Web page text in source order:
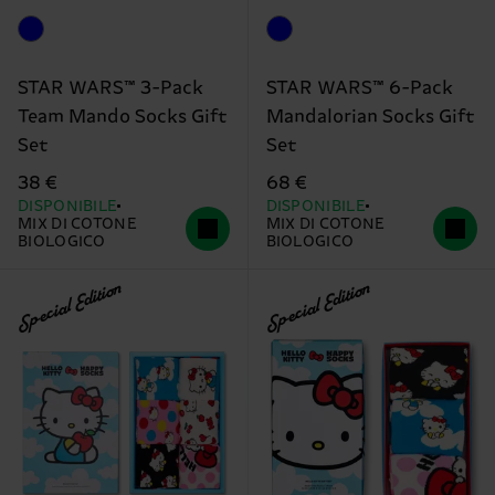
STAR WARS™ 3-Pack
Team Mando Socks Gift
Set
38 €
DISPONIBILE
MIX DI COTONE
BIOLOGICO
STAR WARS™ 6-Pack
Mandalorian Socks Gift
Set
68 €
DISPONIBILE
MIX DI COTONE
BIOLOGICO
Special Edition Special Edition